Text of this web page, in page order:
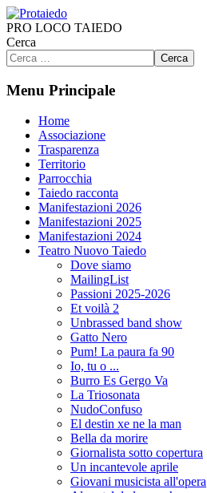
PRO LOCO TAIEDO
Cerca
Cerca
Menu Principale
Home
Associazione
Trasparenza
Territorio
Parrocchia
Taiedo racconta
Manifestazioni 2026
Manifestazioni 2025
Manifestazioni 2024
Teatro Nuovo Taiedo
Dove siamo
MailingList
Passioni 2025-2026
Et voilà 2
Unbrassed band show
Gatto Nero
Pum! La paura fa 90
Io, tu o ...
Burro Es Gergo Va
La Triosonata
NudoConfuso
El destin xe ne la man
Bella da morire
Giornalista sotto copertura
Un incantevole aprile
Giovani musicista all'opera